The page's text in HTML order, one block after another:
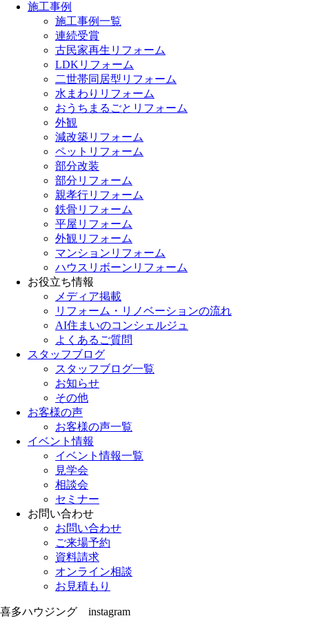
施工事例
施工事例一覧
連続受賞
古民家再生リフォーム
LDKリフォーム
二世帯同居型リフォーム
水まわりリフォーム
おうちまるごとリフォーム
外観
減改築リフォーム
ペットリフォーム
部分改装
部分リフォーム
親孝行リフォーム
鉄骨リフォーム
平屋リフォーム
外観リフォーム
マンションリフォーム
ハウスリボーンリフォーム
お役立ち情報
メディア掲載
リフォーム・リノベーションの流れ
AI住まいのコンシェルジュ
よくあるご質問
スタッフブログ
スタッフブログ一覧
お知らせ
その他
お客様の声
お客様の声一覧
イベント情報
イベント情報一覧
見学会
相談会
セミナー
お問い合わせ
お問い合わせ
ご来場予約
資料請求
オンライン相談
お見積もり
喜多ハウジング instagram